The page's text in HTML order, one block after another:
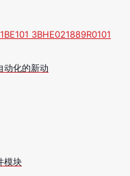
3BHE021889R0101
动化的新动
模块